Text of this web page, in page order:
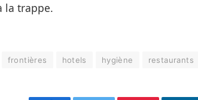
la trappe.
frontières hotels hygiène restaurants